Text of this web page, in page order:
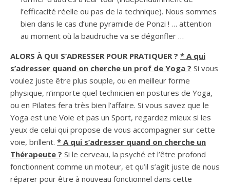
l’efficacité réelle ou pas de la technique). Nous sommes
bien dans le cas d’une pyramide de Ponzi ! … attention
au moment où la baudruche va se dégonfler …
ALORS À QUI S’ADRESSER POUR PRATIQUER ? * A qui
s’adresser quand on cherche un prof de Yoga ? Si vous
voulez juste être plus souple, ou en meilleur forme
physique, n’importe quel technicien en postures de Yoga,
ou en Pilates fera très bien l’affaire. Si vous savez que le
Yoga est une Voie et pas un Sport, regardez mieux si les
yeux de celui qui propose de vous accompagner sur cette
voie, brillent. * A qui s’adresser quand on cherche un
Thérapeute ? Si le cerveau, la psyché et l’être profond
fonctionnent comme un moteur, et qu’il s’agit juste de nous
réparer pour être à nouveau fonctionnel dans cette